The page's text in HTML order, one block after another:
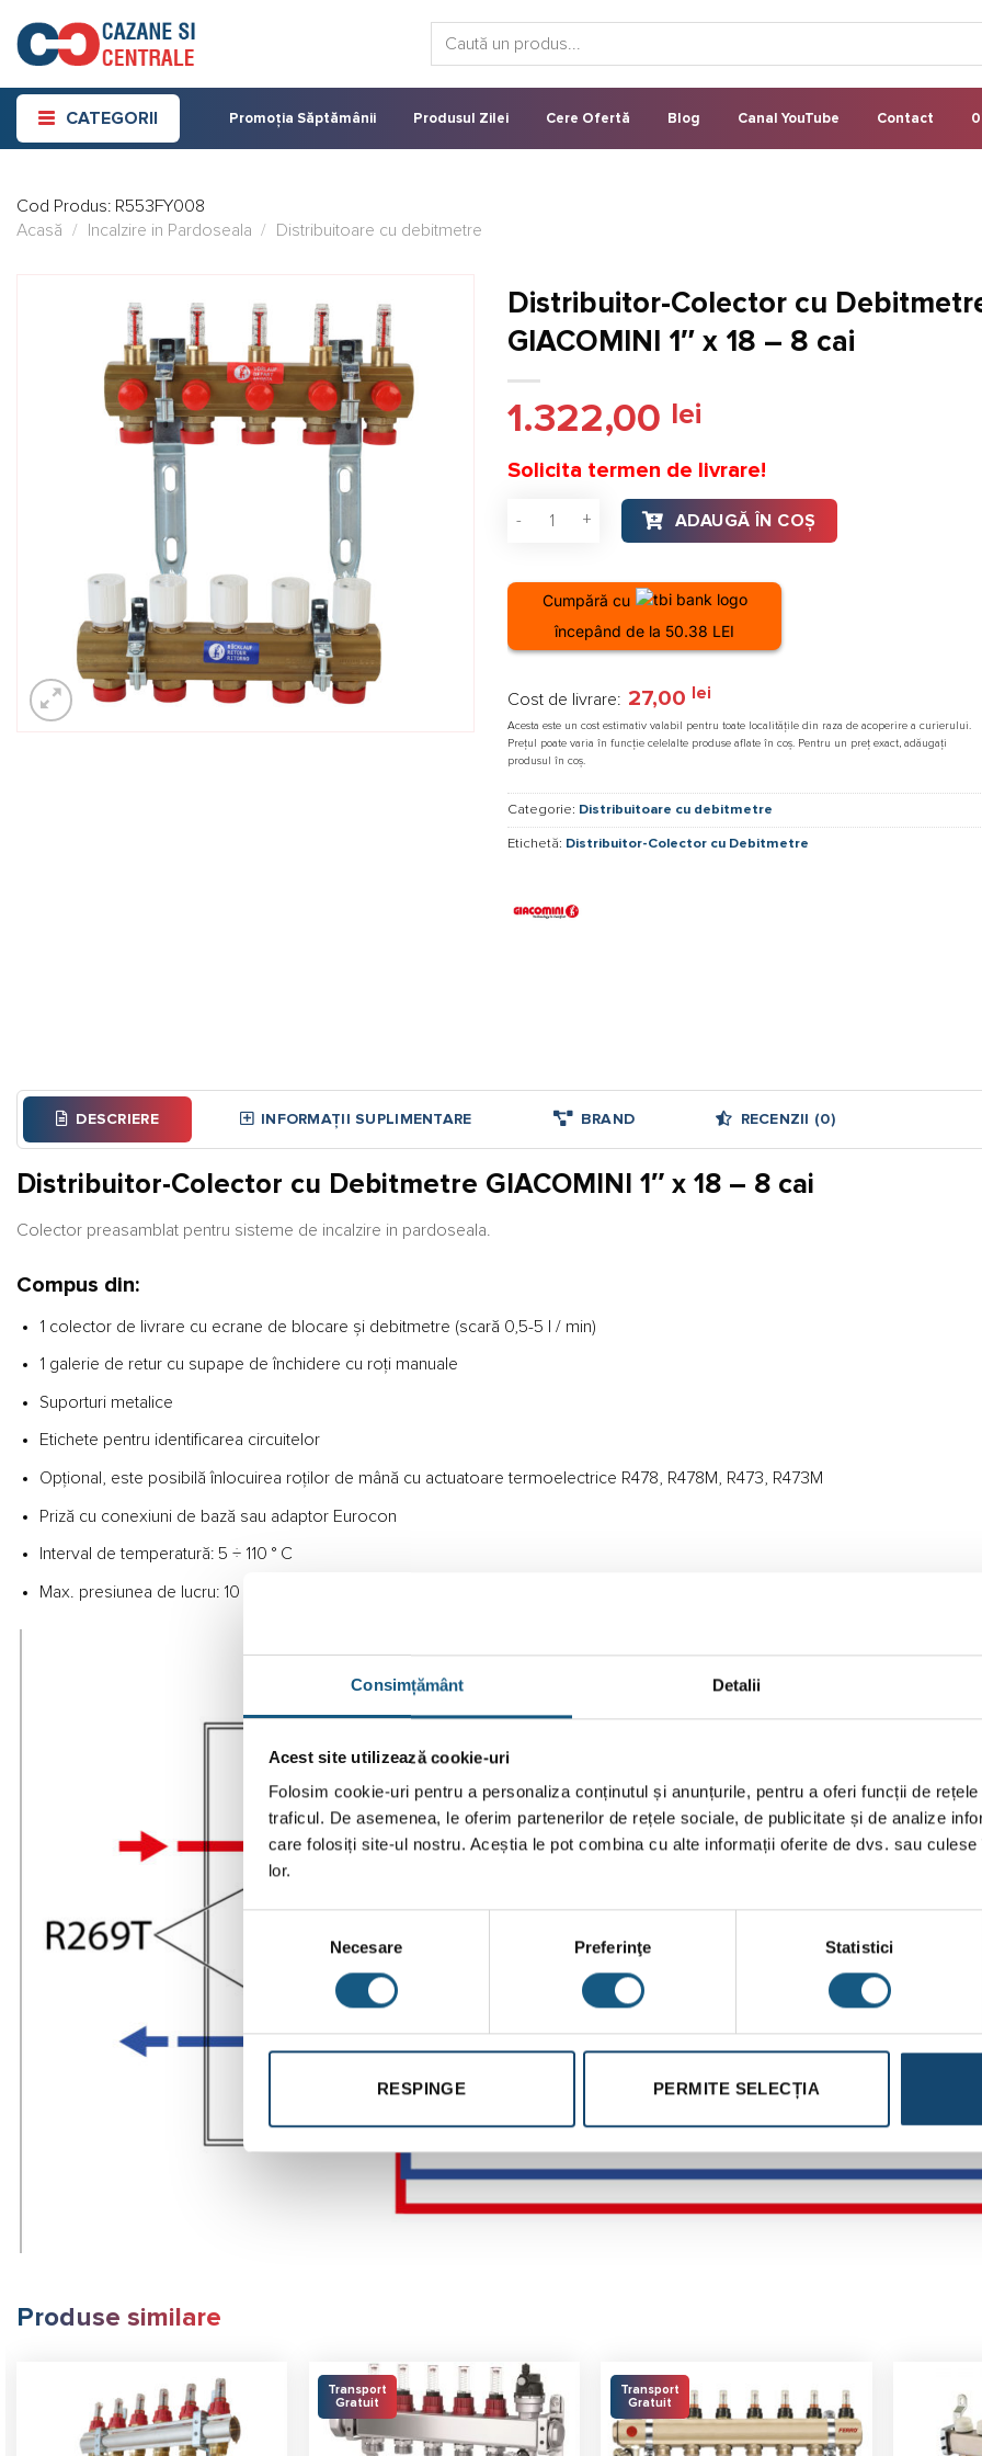
Consimțământ Detalii
Acest site utilizează cookie-uri
Folosim cookie-uri pentru a personaliza conținutul și anunțurile, pentru a oferi funcții de
traficul. De asemenea, le oferim partenerilor de rețele sociale, de publicitate și de analize
care folosiți site-ul nostru. Aceștia le pot combina cu alte informații oferite de dvs. sau
lor.
consimțământului
Necesare Preferinţe Statistici
RESPINGE PERMITE SELECȚIA
content
CATEGORII Promoția Săptămânii Produsul Zilei Cere Ofertă Blog Canal YouTube Contact
Cod Produs: R553FY008
Acasă
/ Incalzire in Pardoseala / Distribuitoare cu debitmetre
Distribuitor-Colector cu
GIACOMINI 1″ x 18 – 8 cai
1.322,00 lei
Solicita termen de livrare!
Cantitate Distribuitor-Colector cu Debitmetre GIACOMINI 1" x
ADAUGĂ ÎN COȘ
Cumpără cu
începând de la 50.38 LEI
Cost de livrare: 27,00 lei
Acesta este un cost estimativ valabil pentru toate localitățile din raza de acoperire a curierului.
Prețul poate varia în funcție celelalte produse aflate în coș. Pentru un preț exact, adăugați
produsul în coș.
Categorie: Distribuitoare cu debitmetre
Etichetă: Distribuitor-Colector cu Debitmetre
DESCRIERE INFORMAȚII SUPLIMENTARE BRAND RECENZII (0)
Distribuitor-Colector cu Debitmetre GIACOMINI 1″ x 18 – 8 cai
Colector preasamblat pentru sisteme de incalzire in pardoseala.
Compus din:
1 colector de livrare cu ecrane de blocare și debitmetre (scară 0,5-5 l / min)
1 galerie de retur cu supape de închidere cu roți manuale
Suporturi metalice
Etichete pentru identificarea circuitelor
Opțional, este posibilă înlocuirea roților de mână cu actuatoare termoelectrice R478, R478M, R473, R473M
Priză cu conexiuni de bază sau adaptor Eurocon
Interval de temperatură: 5 ÷ 110 ° C
Max. presiunea de lucru: 10 bari
Produse similare
Transport
Gratuit
Transport
Gratuit